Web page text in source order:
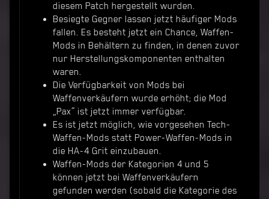
diesem Patch hergestellt wurden.
Besiegte Gegner lassen jetzt häufiger Mods
fallen. Es besteht jetzt ein Chance, Waffen-
Mods in Behältern zu finden, in denen zuvor
nur Herstellungskomponenten enthalten
waren.
Die Verfügbarkeit von Mods bei
Waffenverkäufern wurde erhöht; die Mod
„Pax“ ist jetzt immer verfügbar.
Es ist jetzt möglich, wie vorgesehen Tech-
Waffen-Mods statt Power-Waffen-Mods in
die HA-4 Grit einzubauen.
Waffen-Mods der Kategorien 4 und 5
können jetzt bei Waffenverkäufern
gefunden werden (sobald die Kategorie des